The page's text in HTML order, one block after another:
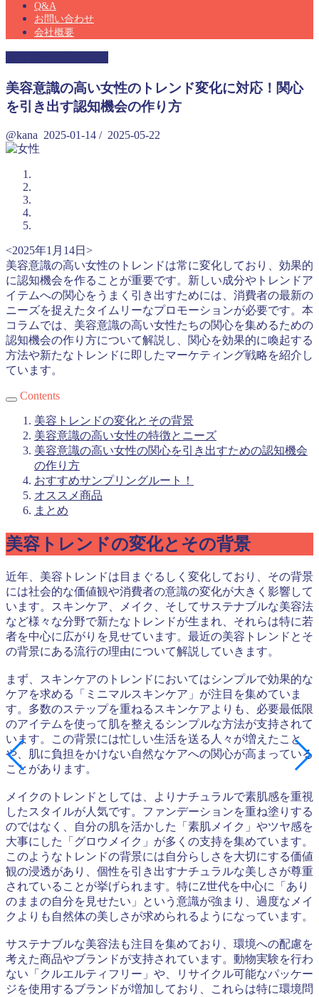
Q&A
お問い合わせ
会社概要
美容意識の高い女性のトレンド変化に対応！関心
を引き出す認知機会の作り方
@kana 2025-01-14 / 2025-05-22
<2025年1月14日>
美容意識の高い女性のトレンドは常に変化しており、効果的
に認知機会を作ることが重要です。新しい成分やトレンドア
イテムへの関心をうまく引き出すためには、消費者の最新の
ニーズを捉えたタイムリーなプロモーションが必要です。本
コラムでは、美容意識の高い女性たちの関心を集めるための
認知機会の作り方について解説し、関心を効果的に喚起する
方法や新たなトレンドに即したマーケティング戦略を紹介し
ています。
Contents
美容トレンドの変化とその背景
美容意識の高い女性の特徴とニーズ
美容意識の高い女性の関心を引き出すための認知機会
の作り方
おすすめサンプリングルート！
オススメ商品
まとめ
美容トレンドの変化とその背景
近年、美容トレンドは目まぐるしく変化しており、その背景
には社会的な価値観や消費者の意識の変化が大きく影響して
います。スキンケア、メイク、そしてサステナブルな美容法
など様々な分野で新たなトレンドが生まれ、それらは特に若
者を中心に広がりを見せています。最近の美容トレンドとそ
の背景にある流行の理由について解説していきます。
まず、スキンケアのトレンドにおいてはシンプルで効果的な
ケアを求める「ミニマルスキンケア」が注目を集めていま
す。多数のステップを重ねるスキンケアよりも、必要最低限
のアイテムを使って肌を整えるシンプルな方法が支持されて
います。この背景には忙しい生活を送る人々が増えたこと
や、肌に負担をかけない自然なケアへの関心が高まっている
ことがあります。
メイクのトレンドとしては、よりナチュラルで素肌感を重視
したスタイルが人気です。ファンデーションを重ね塗りする
のではなく、自分の肌を活かした「素肌メイク」やツヤ感を
大事にした「グロウメイク」が多くの支持を集めています。
このようなトレンドの背景には自分らしさを大切にする価値
観の浸透があり、個性を引き出すナチュラルな美しさが尊重
されていることが挙げられます。特にZ世代を中心に「あり
のままの自分を見せたい」という意識が強まり、過度なメイ
クよりも自然体の美しさが求められるようになっています。
サステナブルな美容法も注目を集めており、環境への配慮を
考えた商品やブランドが支持されています。動物実験を行わ
ない「クルエルティフリー」や、リサイクル可能なパッケー
ジを使用するブランドが増加しており、これらは特に環境問